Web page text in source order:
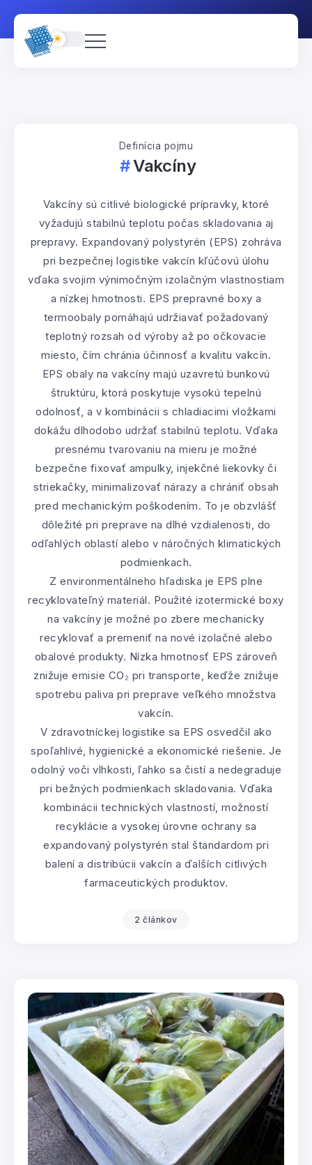
Definícia pojmu
Vakcíny
Vakcíny sú citlivé biologické prípravky, ktoré
vyžadujú stabilnú teplotu počas skladovania aj
prepravy. Expandovaný polystyrén (EPS) zohráva
pri bezpečnej logistike vakcín kľúčovú úlohu
vďaka svojim výnimočným izolačným vlastnostiam
a nízkej hmotnosti. EPS prepravné boxy a
termoobaly pomáhajú udržiavať požadovaný
teplotný rozsah od výroby až po očkovacie
miesto, čím chránia účinnosť a kvalitu vakcín.
EPS obaly na vakcíny majú uzavretú bunkovú
štruktúru, ktorá poskytuje vysokú tepelnú
odolnosť, a v kombinácii s chladiacimi vložkami
dokážu dlhodobo udržať stabilnú teplotu. Vďaka
presnému tvarovaniu na mieru je možné
bezpečne fixovať ampulky, injekčné liekovky či
striekačky, minimalizovať nárazy a chrániť obsah
pred mechanickým poškodením. To je obzvlášť
dôležité pri preprave na dlhé vzdialenosti, do
odľahlých oblastí alebo v náročných klimatických
podmienkach.
Z environmentálneho hľadiska je EPS plne
recyklovateľný materiál. Použité izotermické boxy
na vakcíny je možné po zbere mechanicky
recyklovať a premeniť na nové izolačné alebo
obalové produkty. Nízka hmotnosť EPS zároveň
znižuje emisie CO₂ pri transporte, keďže znižuje
spotrebu paliva pri preprave veľkého množstva
vakcín.
V zdravotníckej logistike sa EPS osvedčil ako
spoľahlivé, hygienické a ekonomické riešenie. Je
odolný voči vlhkosti, ľahko sa čistí a nedegraduje
pri bežných podmienkach skladovania. Vďaka
kombinácii technických vlastností, možností
recyklácie a vysokej úrovne ochrany sa
expandovaný polystyrén stal štandardom pri
balení a distribúcii vakcín a ďalších citlivých
farmaceutických produktov.
2 článkov